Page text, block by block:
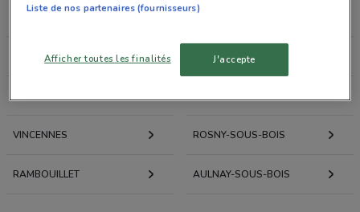
PLAISIR
LES ULIS PARIS
VINCENNES ROSNY-SOUS-BOIS
RAMBOUILLET AULNAY-SOUS-BOIS
Liste de nos partenaires (fournisseurs)
Afficher toutes les finalités J'accepte